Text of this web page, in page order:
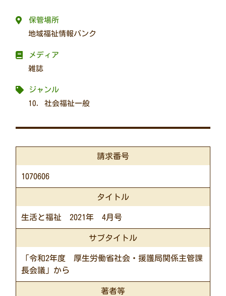
保管場所
地域福祉情報バンク
メディア
雑誌
ジャンル
10. 社会福祉一般
請求番号
1070606
タイトル
生活と福祉 2021年 4月号
サブタイトル
「令和2年度 厚生労働省社会・援護局関係主管課
長会議」から
著者等